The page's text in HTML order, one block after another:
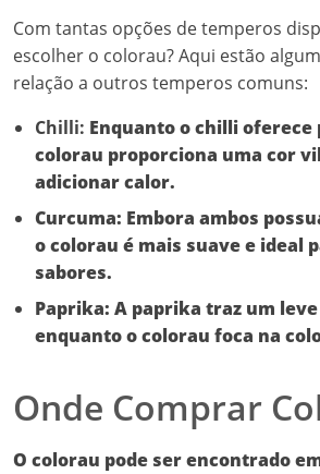
Com tantas opções de temperos
escolher o colorau? Aqui estão
relação a outros temperos comuns:
Chilli: Enquanto o chilli oferece
colorau proporciona uma cor
adicionar calor.
Curcuma: Embora ambos
o colorau é mais suave e ideal
sabores.
Paprika: A paprika traz um
enquanto o colorau foca na
Onde Comprar
O colorau pode ser encontrado